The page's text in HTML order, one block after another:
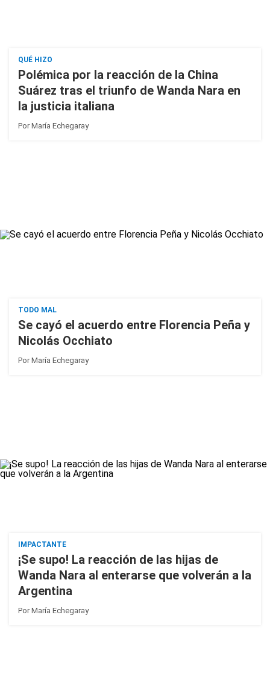
QUÉ HIZO
Polémica por la reacción de la China
Suárez tras el triunfo de Wanda Nara en
la justicia italiana
PorMaría Echegaray
TODO MAL
Se cayó el acuerdo entre Florencia Peña y
Nicolás Occhiato
PorMaría Echegaray
IMPACTANTE
¡Se supo! La reacción de las hijas de
Wanda Nara al enterarse que volverán a la
Argentina
PorMaría Echegaray